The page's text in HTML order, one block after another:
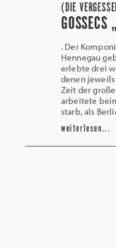
(DIE
GOSSECS
. Der
Hennegau
erlebte drei
denen jeweils
Zeit der
arbeitete
starb, als
weiterlesen...